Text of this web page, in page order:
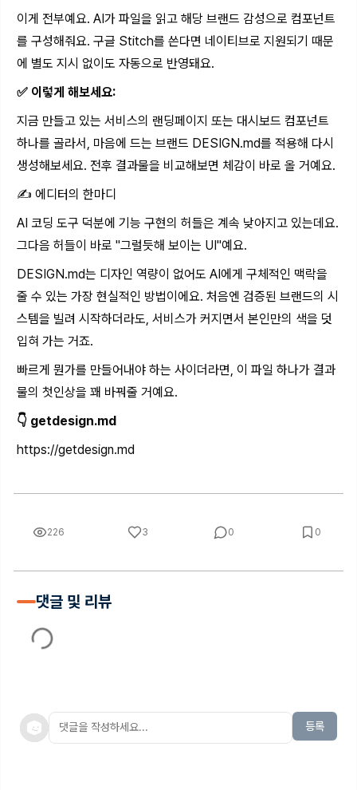
이게 전부예요. AI가 파일을 읽고 해당 브랜드 감성으로 컴포넌트
를 구성해줘요. 구글 Stitch를 쓴다면 네이티브로 지원되기 때문
에 별도 지시 없이도 자동으로 반영돼요.
✅ 이렇게 해보세요:
지금 만들고 있는 서비스의 랜딩페이지 또는 대시보드 컴포넌트
하나를 골라서, 마음에 드는 브랜드 DESIGN.md를 적용해 다시
생성해보세요. 전후 결과물을 비교해보면 체감이 바로 올 거예요.
✍️ 에디터의 한마디
AI 코딩 도구 덕분에 기능 구현의 허들은 계속 낮아지고 있는데요.
그다음 허들이 바로 "그럴듯해 보이는 UI"예요.
DESIGN.md는 디자인 역량이 없어도 AI에게 구체적인 맥락을
줄 수 있는 가장 현실적인 방법이에요. 처음엔 검증된 브랜드의 시
스템을 빌려 시작하더라도, 서비스가 커지면서 본인만의 색을 덧
입혀 가는 거죠.
빠르게 뭔가를 만들어내야 하는 사이더라면, 이 파일 하나가 결과
물의 첫인상을 꽤 바꿔줄 거예요.
👇 getdesign.md
https://getdesign.md
226 3 0 0
댓글 및 리뷰
등록